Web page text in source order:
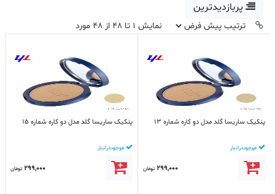
پربازدیدترین
نمایش 1 تا 48 از 48 مورد
پنکیک ساریسا گلد مدل دو کاره شماره 13
موجود در انبار
299,000 تومان
پنکیک ساریسا گلد مدل دو کاره شماره 15
موجود در انبار
299,000 تومان